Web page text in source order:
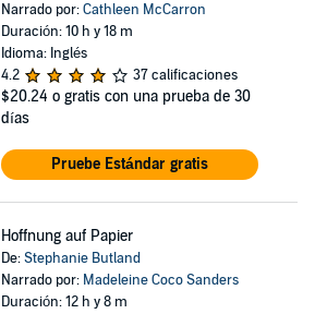
Narrado por:Cathleen McCarron
Duración: 10 h y 18 m
Idioma: Inglés
4.2
37 calificaciones
$20.24 o gratis con una prueba de 30
días
Pruebe Estándar gratis
Hoffnung auf Papier
De:Stephanie Butland
Narrado por: Madeleine Coco Sanders
Duración: 12 h y 8 m